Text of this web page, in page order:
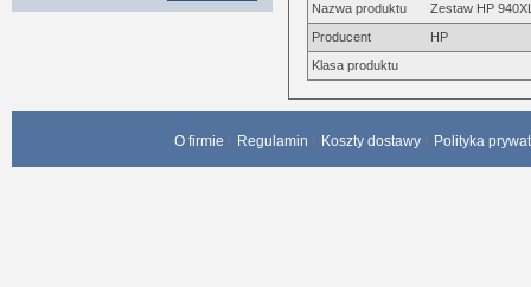
Nazwa produktu
Zestaw HP
Producent
HP
Klasa produktu
O firmie Regulamin Koszty dostawy Polityka